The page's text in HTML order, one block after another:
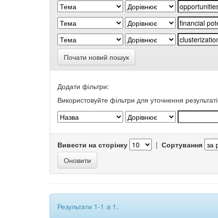
Почати новий пошук
Додати фільтри:
Використовуйте фільтри для уточнення
Вивести на сторінку | Сортування
Результати 1-1 зі 1.